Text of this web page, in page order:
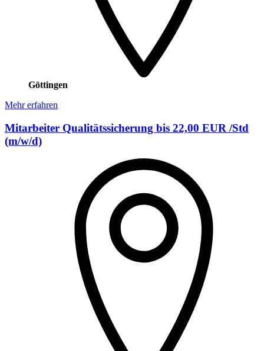
Göttingen
Mehr erfahren
Mitarbeiter Qualitätssicherung bis 22,00 EUR /Std
(m/w/d)